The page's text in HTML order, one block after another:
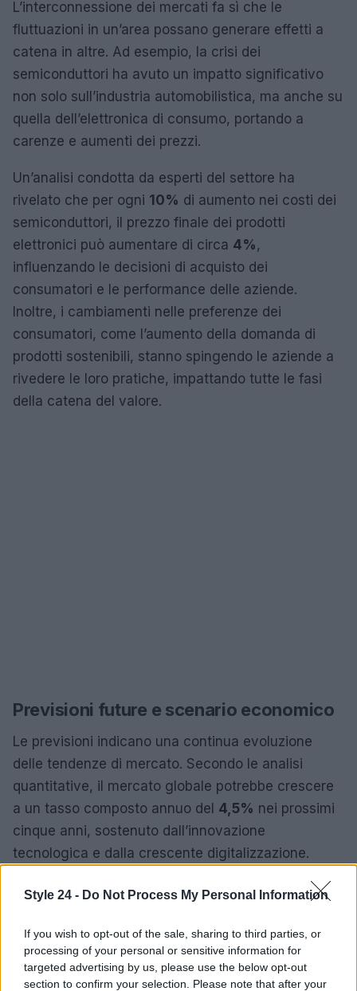
Style 24 - Do Not Process My Personal Information
If you wish to opt-out of the sale, sharing to third parties, or
processing of your personal or sensitive information for
targeted advertising by us, please use the below opt-out
section to confirm your selection. Please note that after your
L’interconnessione dei mercati fa sì che le
fluttuazioni in un’area possano generare effetti a
catena in altre. Ad esempio, la crisi dei
semiconduttori ha avuto un impatto significativo
non solo sull’industria automobilistica, ma anche su
quella dell’elettronica di consumo, portando a
carenze e aumenti dei prezzi.
Un’analisi condotta da esperti del settore ha
rivelato che per ogni 10% di aumento nei costi dei
semiconduttori, il prezzo finale dei prodotti
elettronici può aumentare di circa 4% ,
influenzando le decisioni di acquisto dei
consumatori e le performance delle aziende.
Inoltre, i cambiamenti nelle preferenze dei
consumatori, come l’aumento della domanda di
prodotti sostenibili, stanno spingendo le aziende a
rivedere le loro pratiche, impattando tutte le fasi
della catena del valore.
Previsioni future e scenario economico
Le previsioni indicano una continua evoluzione
delle tendenze di mercato. Secondo le analisi
quantitative, il mercato globale potrebbe crescere
a un tasso composto annuo del 4,5% nei prossimi
cinque anni, sostenuto dall’innovazione
tecnologica e dalla crescente digitalizzazione.
l’inflazione e le tensioni geopolitiche, potrebbero
È fondamentale che le aziende e gli investitori
rimangano informati sulle tendenze emergenti e